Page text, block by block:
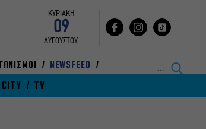
ΚΥΡΙΑΚΗ
09
ΑΥΓΟΥΣΤΟΥ
NEWSFEED
TV